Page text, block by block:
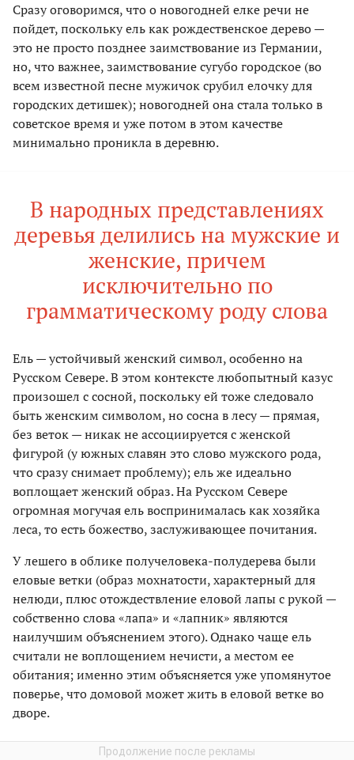
Сразу оговоримся, что о новогодней елке речи не
пойдет, поскольку ель как рождественское дерево —
это не просто позднее заимствование из Германии,
но, что важнее, заимствование сугубо городское (во
всем известной песне мужичок срубил елочку для
городских детишек); новогодней она стала только в
советское время и уже потом в этом качестве
минимально проникла в деревню.
В народных представлениях
деревья делились на мужские и
женские, причем
исключительно по
грамматическому роду слова
Ель — устойчивый женский символ, особенно на
Русском Севере. В этом контексте любопытный казус
произошел с сосной, поскольку ей тоже следовало
быть женским символом, но сосна в лесу — прямая,
без веток — никак не ассоциируется с женской
фигурой (у южных славян это слово мужского рода,
что сразу снимает проблему); ель же идеально
воплощает женский образ. На Русском Севере
огромная могучая ель воспринималась как хозяйка
леса, то есть божество, заслуживающее почитания.
У лешего в облике получеловека-полудерева были
еловые ветки (образ мохнатости, характерный для
нелюди, плюс отождествление еловой лапы с рукой —
собственно слова «лапа» и «лапник» являются
наилучшим объяснением этого). Однако чаще ель
считали не воплощением нечисти, а местом ее
обитания; именно этим объясняется уже упомянутое
поверье, что домовой может жить в еловой ветке во
дворе.